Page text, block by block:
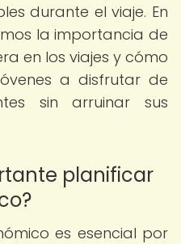
durante el viaje. En
la importancia de
en los viajes y cómo
a disfrutar de
sin arruinar sus
planificar
es esencial por